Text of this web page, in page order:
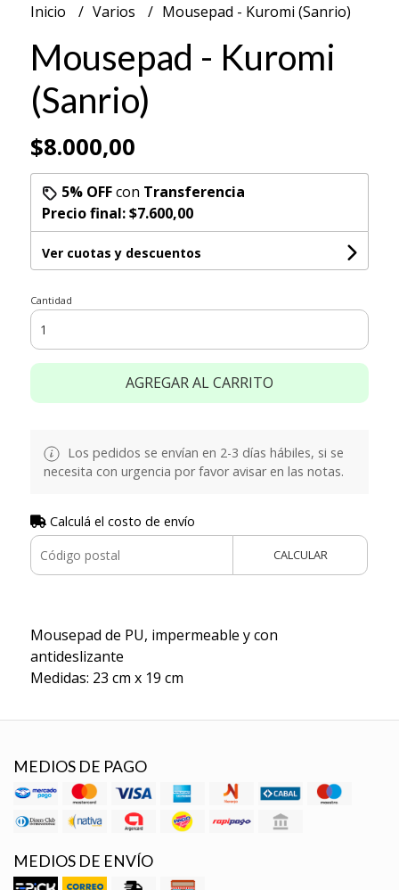
Inicio Varios Mousepad - Kuromi (Sanrio)
Mousepad - Kuromi
(Sanrio)
$8.000,00
5% OFFcon Transferencia
Precio final:$7.600,00
Ver cuotas y descuentos
Cantidad
AGREGAR AL CARRITO
Los pedidos se envían en 2-3 días hábiles, si se
necesita con urgencia por favor avisar en las notas.
Calculá el costo de envío
CALCULAR
Mousepad de PU, impermeable y con
antideslizante
Medidas: 23 cm x 19 cm
MEDIOS DE PAGO
MEDIOS DE ENVÍO